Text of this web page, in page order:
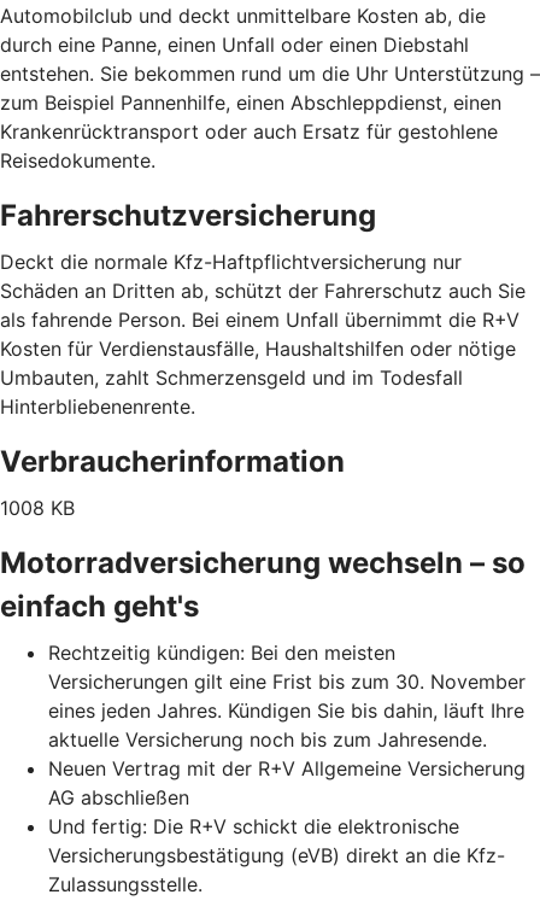
Automobilclub und deckt unmittelbare Kosten ab, die
durch eine Panne, einen Unfall oder einen Diebstahl
entstehen. Sie bekommen rund um die Uhr Unterstützung –
zum Beispiel Pannenhilfe, einen Abschleppdienst, einen
Krankenrücktransport oder auch Ersatz für gestohlene
Reisedokumente.
Fahrerschutzversicherung
Deckt die normale Kfz-Haftpflichtversicherung nur
Schäden an Dritten ab, schützt der Fahrerschutz auch Sie
als fahrende Person. Bei einem Unfall übernimmt die R+V
Kosten für Verdienstausfälle, Haushaltshilfen oder nötige
Umbauten, zahlt Schmerzensgeld und im Todesfall
Hinterbliebenenrente.
Verbraucherinformation
1008 KB
Motorradversicherung wechseln – so
einfach geht's
Rechtzeitig kündigen: Bei den meisten
Versicherungen gilt eine Frist bis zum 30. November
eines jeden Jahres. Kündigen Sie bis dahin, läuft Ihre
aktuelle Versicherung noch bis zum Jahresende.
Neuen Vertrag mit der R+V Allgemeine Versicherung
AG abschließen
Und fertig: Die R+V schickt die elektronische
Versicherungsbestätigung (eVB) direkt an die Kfz-
Zulassungsstelle.